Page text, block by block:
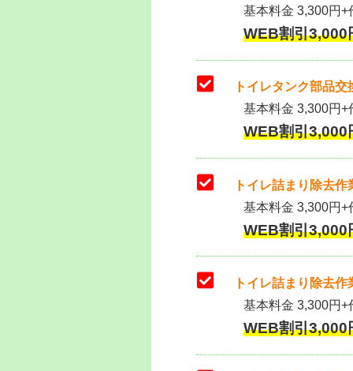
基本料金 3,300円
WEB割引
トイレタンク部品
基本料金 3,300円+
WEB割引
トイレ詰まり除去作
基本料金 3,300円+
WEB割引
トイレ詰まり除去
基本料金 3,300円+
WEB割引